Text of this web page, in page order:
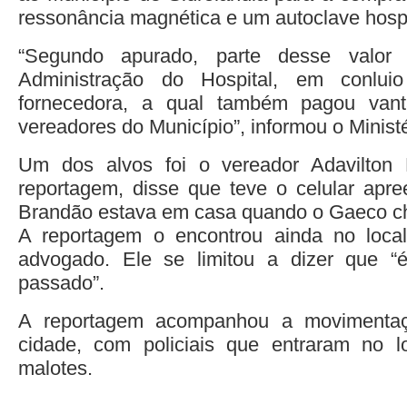
ressonância magnética e um autoclave
“Segundo apurado, parte desse
Administração do Hospital, em
fornecedora, a qual também pagou
vereadores do Município”, informou o
Um dos alvos foi o vereador Adavilton
reportagem, disse que teve o celular
Brandão estava em casa quando o Gaeco
A reportagem o encontrou ainda no
advogado. Ele se limitou a dizer que
passado”.
A reportagem acompanhou a
cidade, com policiais que entraram no
malotes.